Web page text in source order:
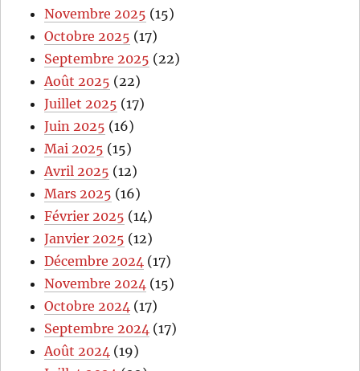
Novembre 2025 (15)
Octobre 2025 (17)
Septembre 2025 (22)
Août 2025 (22)
Juillet 2025 (17)
Juin 2025 (16)
Mai 2025 (15)
Avril 2025 (12)
Mars 2025 (16)
Février 2025 (14)
Janvier 2025 (12)
Décembre 2024 (17)
Novembre 2024 (15)
Octobre 2024 (17)
Septembre 2024 (17)
Août 2024 (19)